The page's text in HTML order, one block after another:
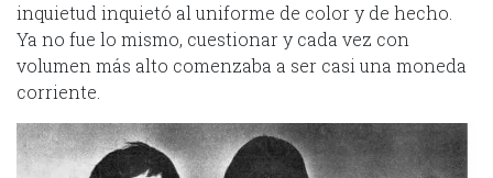
inquietud inquietó al uniforme de color y de hecho.
Ya no fue lo mismo, cuestionar y cada vez con
volumen más alto comenzaba a ser casi una moneda
corriente.